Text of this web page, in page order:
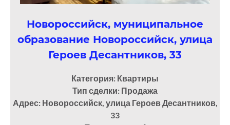
Новороссийск, муниципальное
образование Новороссийск, улица
Героев Десантников, 33
Категория: Квартиры
Тип сделки: Продажа
Адрес: Новороссийск, улица Героев Десантников,
33